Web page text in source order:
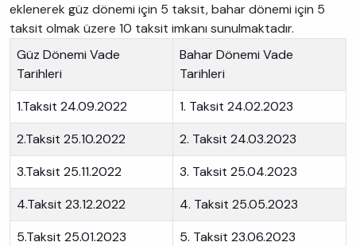
eklenerek güz dönemi için 5 taksit, bahar dönemi için 5
taksit olmak üzere 10 taksit imkanı sunulmaktadır.
Güz Dönemi Vade
Tarihleri
Bahar Dönemi Vade
Tarihleri
1.Taksit 24.09.2022
1. Taksit 24.02.2023
2.Taksit 25.10.2022
2. Taksit 24.03.2023
3.Taksit 25.11.2022
3. Taksit 25.04.2023
4.Taksit 23.12.2022
4. Taksit 25.05.2023
5.Taksit 25.01.2023
5. Taksit 23.06.2023